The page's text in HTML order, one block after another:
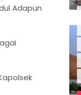
Adapun